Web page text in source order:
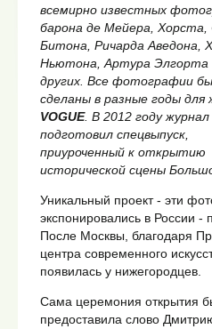
всемирно известных
барона де Мейера, Хорста,
Битона, Ричарда Аведона,
Ньютона, Артура Элгорта
других. Все фотографии
сделаны в разные годы для
VOGUE. В 2012 году журнал
подготовил спецвыпуск,
приуроченный к открытию
исторической сцены
Уникальный проект - эти
экспонировались в России
После Москвы, благодаря
центра современного
появилась у нижегородцев.
Сама церемония открытия
предоставила слово